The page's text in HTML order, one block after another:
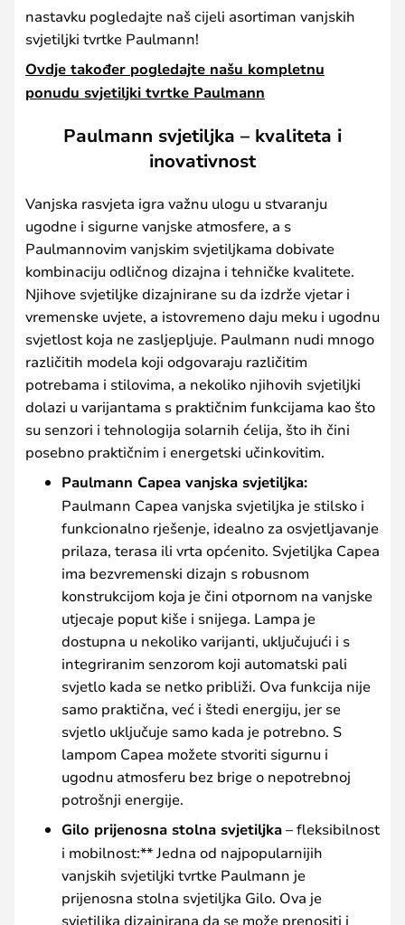
nastavku pogledajte naš cijeli asortiman vanjskih
svjetiljki tvrtke Paulmann!
Ovdje također pogledajte našu kompletnu
ponudu svjetiljki tvrtke Paulmann
Paulmann svjetiljka – kvaliteta i
inovativnost
Vanjska rasvjeta igra važnu ulogu u stvaranju
ugodne i sigurne vanjske atmosfere, a s
Paulmannovim vanjskim svjetiljkama dobivate
kombinaciju odličnog dizajna i tehničke kvalitete.
Njihove svjetiljke dizajnirane su da izdrže vjetar i
vremenske uvjete, a istovremeno daju meku i ugodnu
svjetlost koja ne zasljepljuje. Paulmann nudi mnogo
različitih modela koji odgovaraju različitim
potrebama i stilovima, a nekoliko njihovih svjetiljki
dolazi u varijantama s praktičnim funkcijama kao što
su senzori i tehnologija solarnih ćelija, što ih čini
posebno praktičnim i energetski učinkovitim.
Paulmann Capea vanjska svjetiljka:
Paulmann Capea vanjska svjetiljka je stilsko i
funkcionalno rješenje, idealno za osvjetljavanje
prilaza, terasa ili vrta općenito. Svjetiljka Capea
ima bezvremenski dizajn s robusnom
konstrukcijom koja je čini otpornom na vanjske
utjecaje poput kiše i snijega. Lampa je
dostupna u nekoliko varijanti, uključujući i s
integriranim senzorom koji automatski pali
svjetlo kada se netko približi. Ova funkcija nije
samo praktična, već i štedi energiju, jer se
svjetlo uključuje samo kada je potrebno. S
lampom Capea možete stvoriti sigurnu i
ugodnu atmosferu bez brige o nepotrebnoj
potrošnji energije.
Gilo prijenosna stolna svjetiljka– fleksibilnost
i mobilnost:** Jedna od najpopularnijih
vanjskih svjetiljki tvrtke Paulmann je
prijenosna stolna svjetiljka Gilo. Ova je
svjetiljka dizajnirana da se može prenositi i